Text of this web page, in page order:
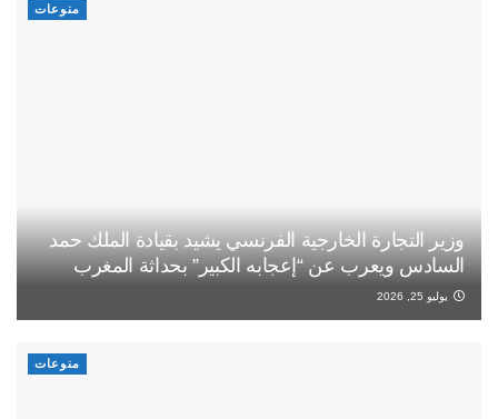
منوعات
وزير التجارة الخارجية الفرنسي يشيد بقيادة الملك حمد
السادس ويعرب عن “إعجابه الكبير” بحداثة المغرب
يوليو 25, 2026
منوعات